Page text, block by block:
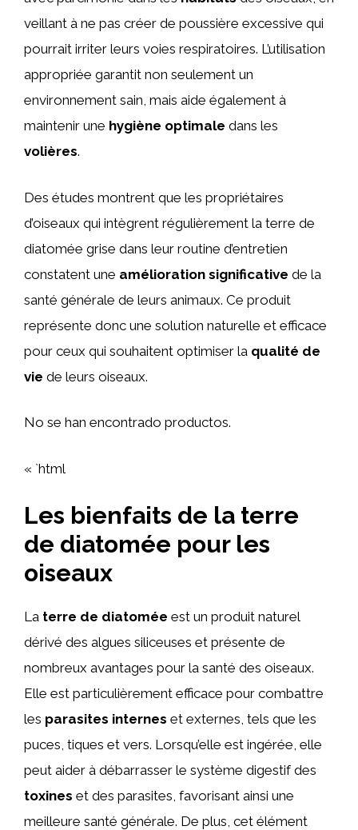
veillant à ne pas créer de poussière excessive qui
pourrait irriter leurs voies respiratoires. L’utilisation
appropriée garantit non seulement un
environnement sain, mais aide également à
maintenir une hygiène optimale dans les
volières.
Des études montrent que les propriétaires
d’oiseaux qui intègrent régulièrement la terre de
diatomée grise dans leur routine d’entretien
constatent une amélioration significative de la
santé générale de leurs animaux. Ce produit
représente donc une solution naturelle et efficace
pour ceux qui souhaitent optimiser la qualité de
vie de leurs oiseaux.
No se han encontrado productos.
« `html
Les bienfaits de la terre
de diatomée pour les
oiseaux
La terre de diatomée est un produit naturel
dérivé des algues siliceuses et présente de
nombreux avantages pour la santé des oiseaux.
Elle est particulièrement efficace pour combattre
les parasites internes et externes, tels que les
puces, tiques et vers. Lorsqu’elle est ingérée, elle
peut aider à débarrasser le système digestif des
toxines et des parasites, favorisant ainsi une
meilleure santé générale. De plus, cet élément